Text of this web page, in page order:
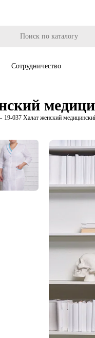
Сотрудничество
19-037 Халат женский